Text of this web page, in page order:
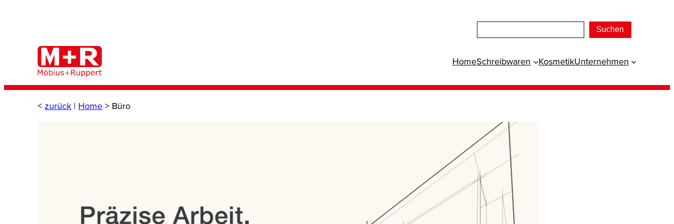
Suchen
HomeSchreibwaren KosmetikUnternehmen
< zurück | Home> Büro